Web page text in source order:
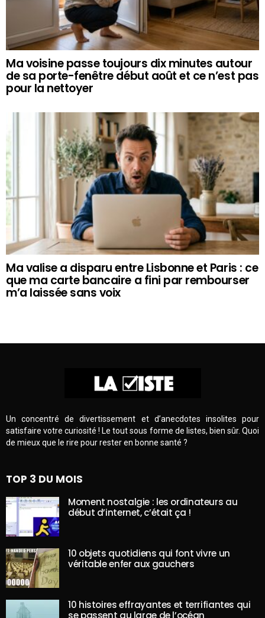
Ma voisine passe toujours dix minutes autour
de sa porte-fenêtre début août et ce n’est pas
pour la nettoyer
Ma valise a disparu entre Lisbonne et Paris : ce
que ma carte bancaire a fini par rembourser
m’a laissée sans voix
Un concentré de divertissement et d’anecdotes insolites pour
satisfaire votre curiosité ! Le tout sous forme de listes, bien sûr. Quoi
de mieux que le rire pour rester en bonne santé ?
TOP 3 DU MOIS
Moment nostalgie : les ordinateurs au
début d’internet, c’était ça !
10 objets quotidiens qui font vivre un
véritable enfer aux gauchers
10 histoires effrayantes et terrifiantes qui
se passent au large de l’océan